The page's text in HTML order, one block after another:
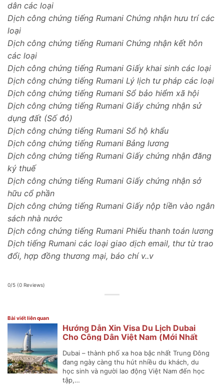
dân các loại
Dịch công chứng tiếng Rumani Chứng nhận hưu trí các
loại
Dịch công chứng tiếng Rumani Chứng nhận kết hôn
các loại
Dịch công chứng tiếng Rumani Giấy khai sinh các loại
Dịch công chứng tiếng Rumani Lý lịch tư pháp các loại
Dịch công chứng tiếng Rumani Sổ bảo hiểm xã hội
Dịch công chứng tiếng Rumani Giấy chứng nhận sử
dụng đất (Số đỏ)
Dịch công chứng tiếng Rumani Sổ hộ khẩu
Dịch công chứng tiếng Rumani Bảng lương
Dịch công chứng tiếng Rumani Giấy chứng nhận đăng
ký thuế
Dịch công chứng tiếng Rumani Giấy chứng nhận sở
hữu cổ phần
Dịch công chứng tiếng Rumani Giấy nộp tiền vào ngân
sách nhà nước
Dịch công chứng tiếng Rumani Phiếu thanh toán lương
Dịch tiếng Rumani các loại giao dịch email, thư từ trao
đổi, hợp đồng thương mại, báo chí v..v
0/5 (0 Reviews)
Bài viết liên quan
Hướng Dẫn Xin Visa Du Lịch Dubai
Cho Công Dân Việt Nam (Mới Nhất
Dubai – thành phố xa hoa bậc nhất Trung Đông
đang ngày càng thu hút nhiều du khách, du
học sinh và người lao động Việt Nam đến học
tập,…